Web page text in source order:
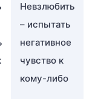
Невзлюбить
– испытать
негативное
чувство к
кому-либо